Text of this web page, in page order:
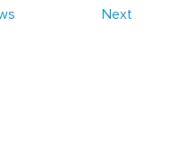
Next